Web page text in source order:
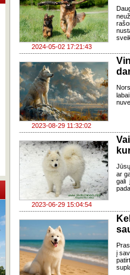
2024-05-02 17:21:43
2023-08-29 11:32:02
2023-06-29 15:04:54
ar
gali
į